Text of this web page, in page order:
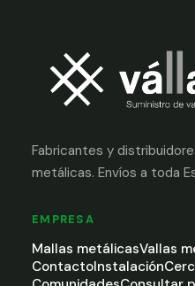
Fabricantes y
metálicas. Envíos a toda
EMPRESA
Mallas metálicasVallas
ContactoInstalación